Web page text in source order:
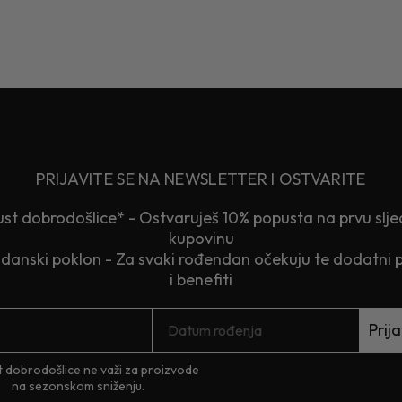
PRIJAVITE SE NA NEWSLETTER I OSTVARITE
dobrodošlice* - Ostvaruješ 10% popusta na prvu
kupovinu
poklon - Za svaki rođendan očekuju te dodatni
i benefiti
dobrodošlice ne važi za proizvode
na sezonskom sniženju.